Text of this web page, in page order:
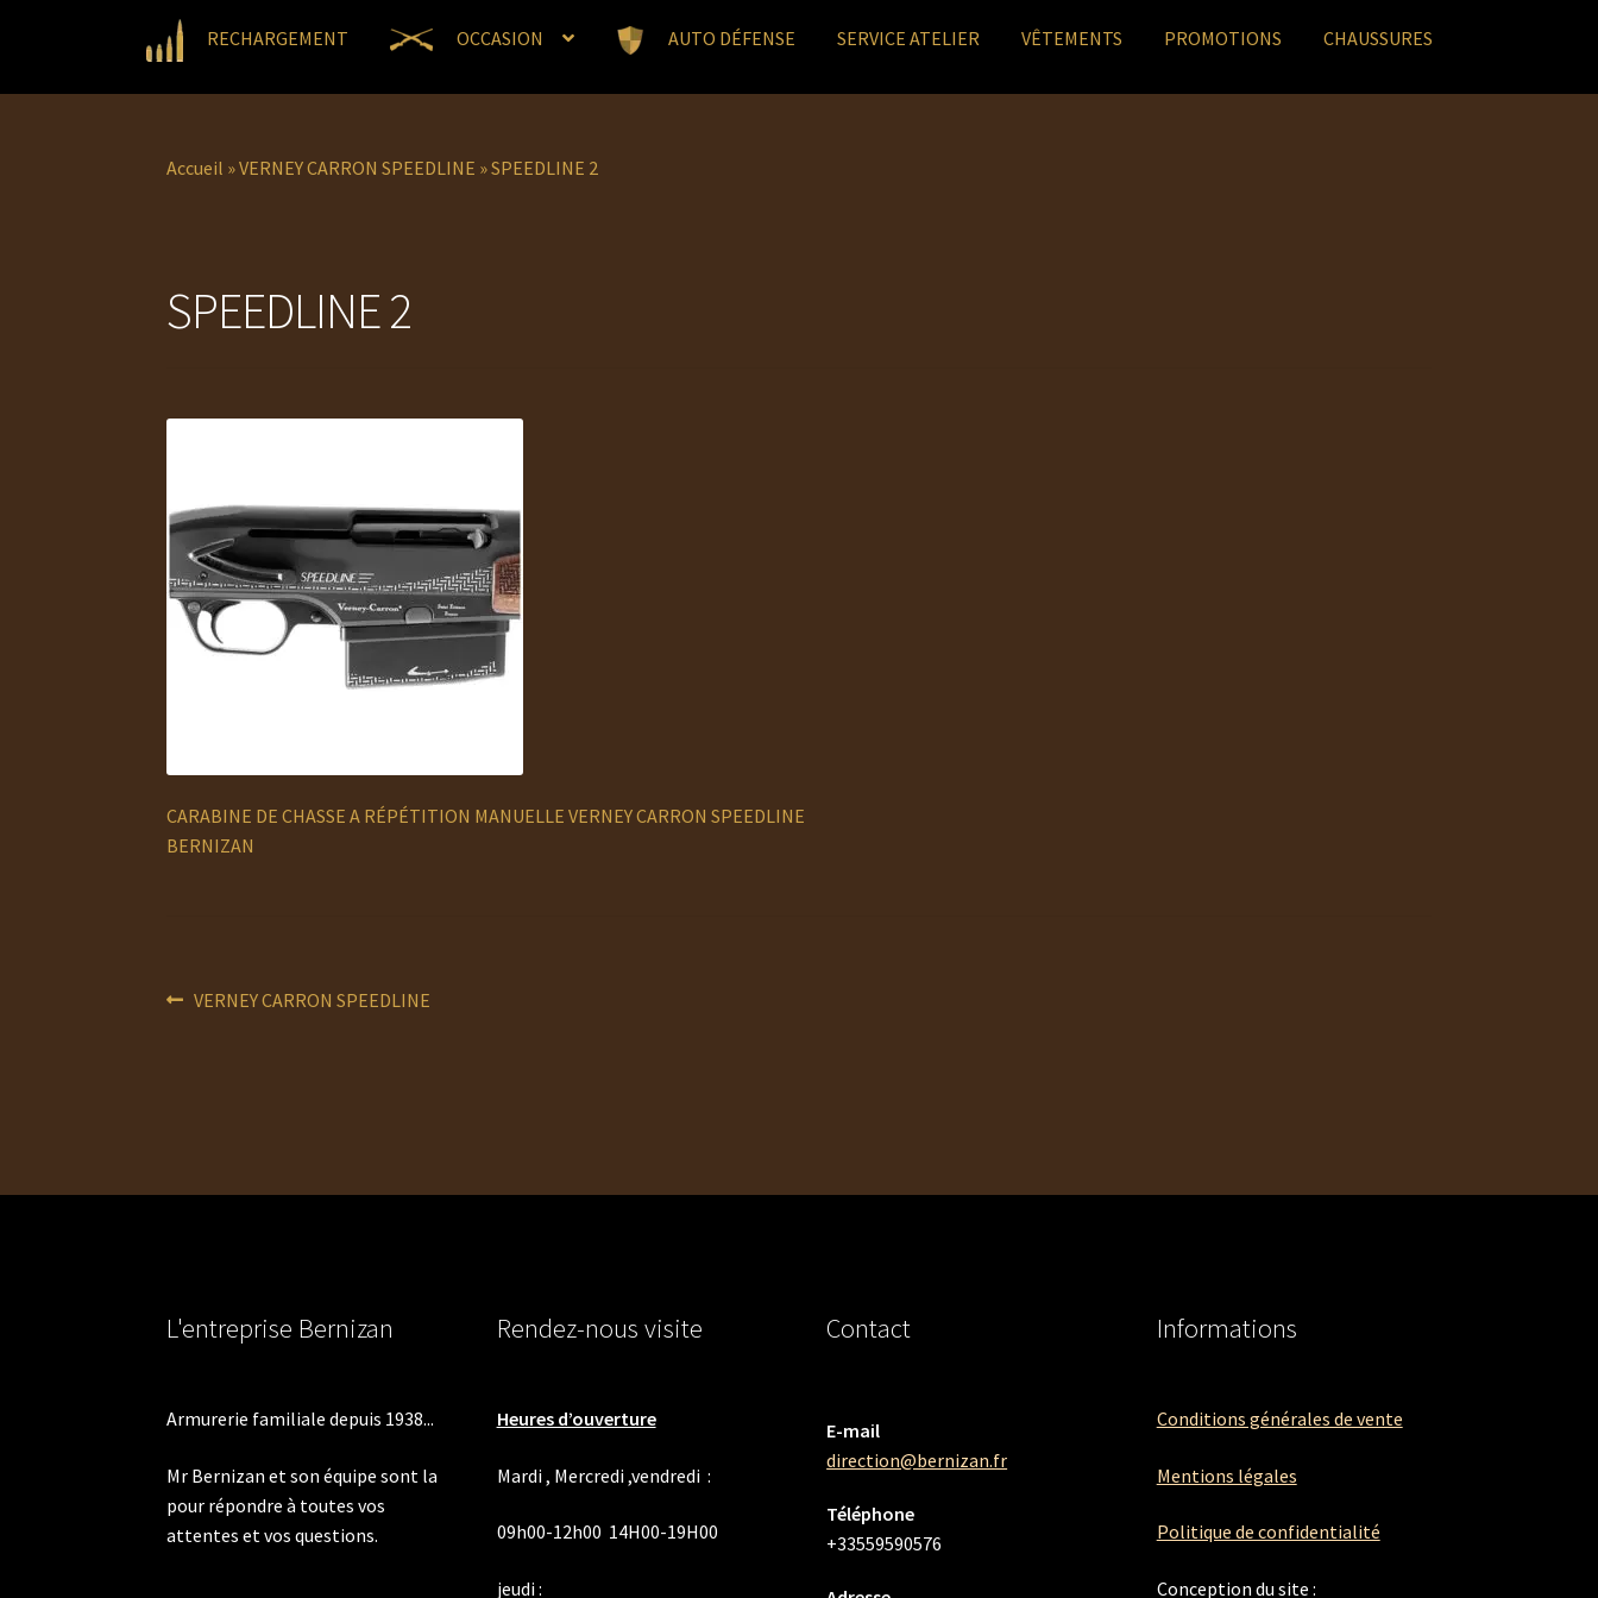
RECHARGEMENT OCCASION AUTO DÉFENSE SERVICE ATELIER VÊTEMENTS PROMOTIONS CHAUSSURES
Accueil »VERNEY CARRON SPEEDLINE »SPEEDLINE 2
SPEEDLINE 2
CARABINE DE CHASSE A RÉPÉTITION MANUELLE VERNEY CARRON SPEEDLINE
BERNIZAN
Navigation
Article
VERNEY CARRON SPEEDLINE
L'entreprise Bernizan
Armurerie familiale depuis 1938...
Mr Bernizan et son équipe sont la
pour répondre à toutes vos
attentes et vos questions.
Rendez-nous visite
Heures d’ouverture
Mardi , Mercredi ,vendredi :
09h00-12h00 14H00-19H00
jeudi :
Contact
E-mail
direction@bernizan.fr
Téléphone
+33559590576
Informations
Conditions générales de vente
Mentions légales
Politique de confidentialité
Conception du site :